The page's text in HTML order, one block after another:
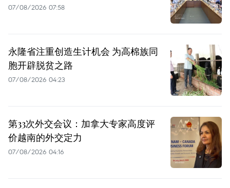
07/08/2026 07:58
永隆省注重创造生计机会 为高棉族同
胞开辟脱贫之路
07/08/2026 04:23
第33次外交会议：加拿大专家高度评
价越南的外交定力
07/08/2026 04:16